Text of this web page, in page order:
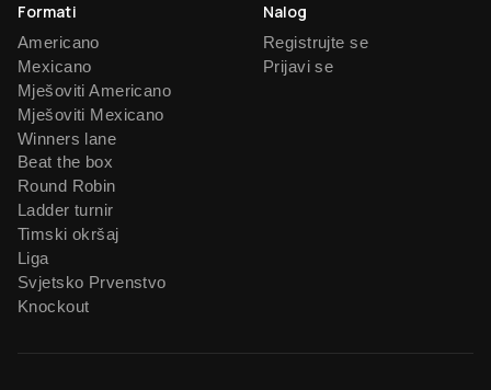
Formati
Americano
Mexicano
Mješoviti Americano
Mješoviti Mexicano
Winners lane
Beat the box
Round Robin
Ladder turnir
Timski okršaj
Liga
Svjetsko Prvenstvo
Knockout
Nalog
Registrujte se
Prijavi se